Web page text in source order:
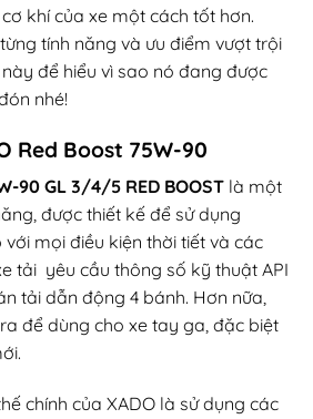
khí của xe một cách tốt hơn.
tính năng và ưu điểm vượt trội
để hiểu vì sao nó đang được
nhé!
Red Boost 75W-90
90 GL 3/4/5 RED BOOST là một
được thiết kế để sử dụng
mọi điều kiện thời tiết và các
tải yêu cầu thông số kỹ thuật API
tải dẫn động 4 bánh. Hơn nữa,
để dùng cho xe tay ga, đặc biệt
chính của XADO là sử dụng các